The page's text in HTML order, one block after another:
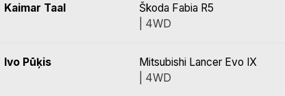
Kaimar Taal
Škoda Fabia R5
| 4WD
Ivo Pūķis
Mitsubishi Lancer Evo IX
| 4WD